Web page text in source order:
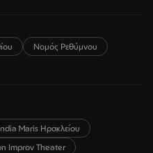
Νομός Ρεθύμνου
Maris Ηρακλείου
Improv Theater